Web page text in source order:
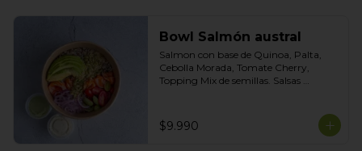
Bowl Salmón austral
Salmon con base de Quinoa, Palta,
Cebolla Morada, Tomate Cherry,
Topping Mix de semillas. Salsas
$9.990